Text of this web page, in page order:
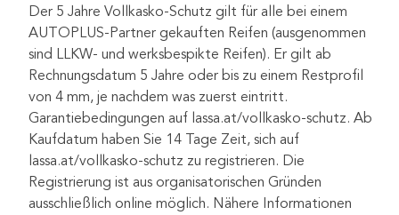
Der 5 Jahre Vollkasko-Schutz gilt für alle bei einem
AUTOPLUS-Partner gekauften Reifen (ausgenommen
sind LLKW- und werksbespikte Reifen). Er gilt ab
Rechnungsdatum 5 Jahre oder bis zu einem Restprofil
von 4 mm, je nachdem was zuerst eintritt.
Garantiebedingungen auf lassa.at/vollkasko-schutz. Ab
Kaufdatum haben Sie 14 Tage Zeit, sich auf
lassa.at/vollkasko-schutz zu registrieren. Die
Registrierung ist aus organisatorischen Gründen
ausschließlich online möglich. Nähere Informationen